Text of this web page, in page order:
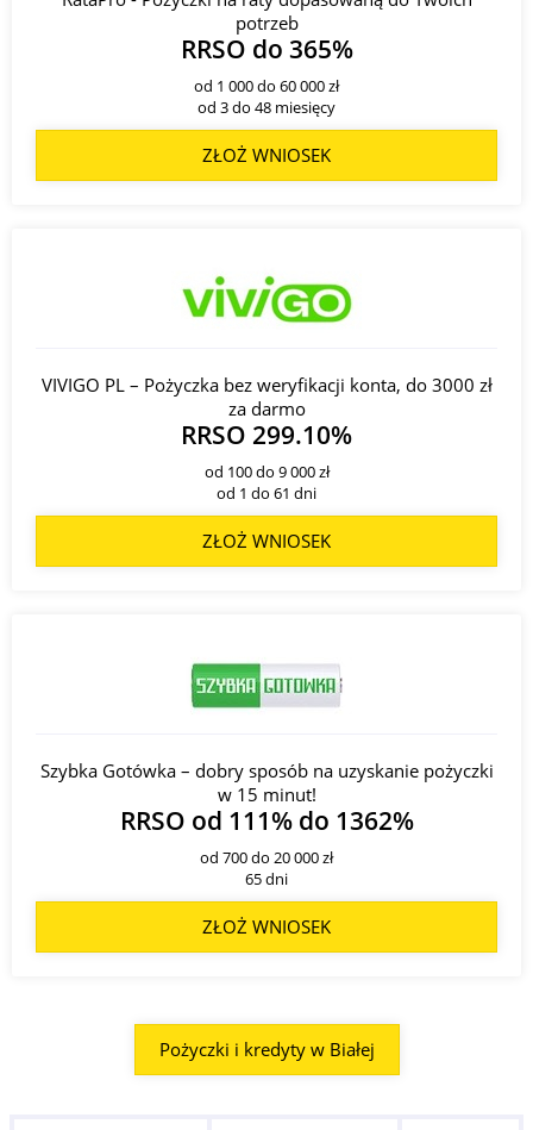
potrzeb
RRSO do 365%
od 1 000 do 60 000 zł
od 3 do 48 miesięcy
ZŁOŻ WNIOSEK
VIVIGO PL – Pożyczka bez weryfikacji konta, do 3000 zł
za darmo
RRSO 299.10%
od 100 do 9 000 zł
od 1 do 61 dni
ZŁOŻ WNIOSEK
Szybka Gotówka – dobry sposób na uzyskanie pożyczki
w 15 minut!
RRSO od 111% do 1362%
od 700 do 20 000 zł
65 dni
ZŁOŻ WNIOSEK
Pożyczki i kredyty w Białej